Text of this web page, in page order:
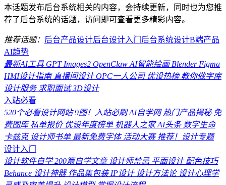
本话题发布后台系统相关的内容，会持续更新，同时也为您推
荐了后台系统的话题，访问即可查看更多精彩内容。
推荐话题： 后台产品设计后台设计入门 后台系统设计B端产品
AI趋势
最新AI工具 GPT Images2 OpenClaw AI智能绘画BlenderFigma
HMI设计指南直播间设计OPC一人公司优设热榜教你做字库
设计服务求职面试3D设计
入站必看
520个必看设计网站9图！入站必刷AI自学网热门产品揭秘免
费图库私单报价优设年度榜单机器人之家AI头条数字生命
卡兹克设计师书单最新免费字体活动大赛推荐！设计专题
设计入门
设计软件自学200篇自学文章设计师禁忌平面设计配色技巧
Behance 设计神器作品集包装IP设计设计方法论设计心理学